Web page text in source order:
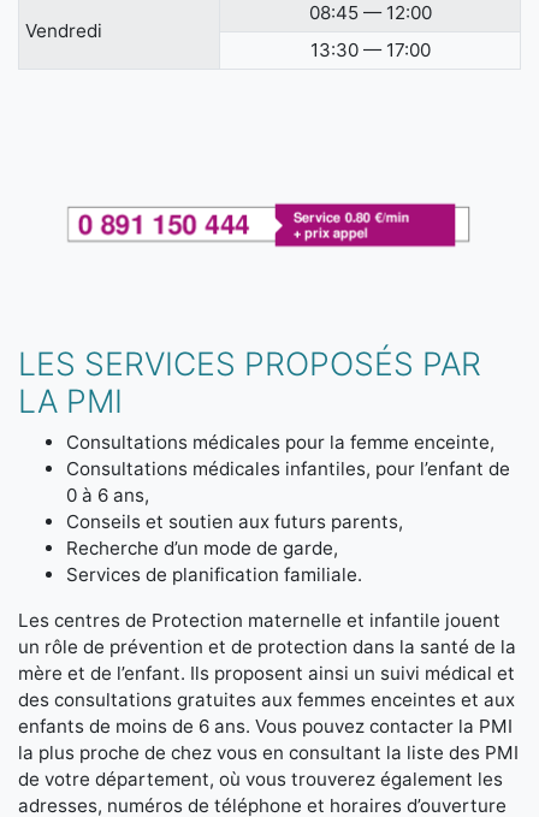
Vendredi
08:45 — 12:00
13:30 — 17:00
LES SERVICES PROPOSÉS PAR
LA PMI
Consultations médicales pour la femme enceinte,
Consultations médicales infantiles, pour l’enfant de
0 à 6 ans,
Conseils et soutien aux futurs parents,
Recherche d’un mode de garde,
Services de planification familiale.
Les centres de Protection maternelle et infantile jouent
un rôle de prévention et de protection dans la santé de la
mère et de l’enfant. Ils proposent ainsi un suivi médical et
des consultations gratuites aux femmes enceintes et aux
enfants de moins de 6 ans. Vous pouvez contacter la PMI
la plus proche de chez vous en consultant la liste des PMI
de votre département, où vous trouverez également les
adresses, numéros de téléphone et horaires d’ouverture